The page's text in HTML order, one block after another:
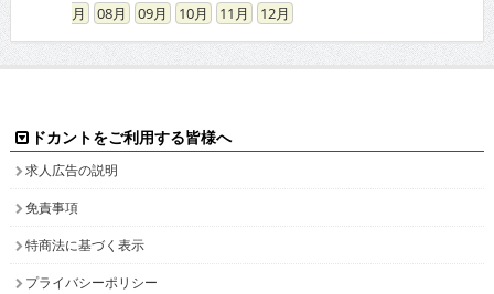
08
09 10 11 12
ドカントをご利用する皆様へ
求人広告の説明
免責事項
特商法に基づく表示
プライバシーポリシー